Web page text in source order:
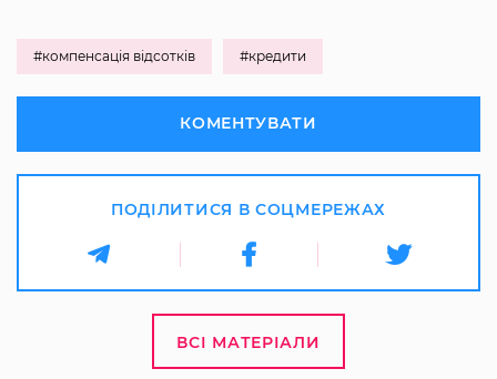
#компенсація відсотків #кредити
КОМЕНТУВАТИ
ПОДІЛИТИСЯ В СОЦМЕРЕЖАХ
ВСІ МАТЕРІАЛИ